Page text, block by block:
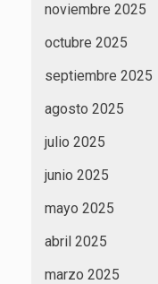
noviembre 2025
octubre 2025
septiembre 2025
agosto 2025
julio 2025
junio 2025
mayo 2025
abril 2025
marzo 2025